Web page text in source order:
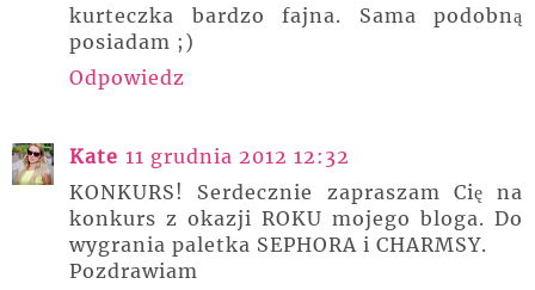
kurteczka bardzo fajna. Sama podobną
posiadam ;)
Odpowiedz
Kate 11 grudnia 2012 12:32
KONKURS! Serdecznie zapraszam Cię na
konkurs z okazji ROKU mojego bloga. Do
wygrania paletka SEPHORA i CHARMSY.
Pozdrawiam